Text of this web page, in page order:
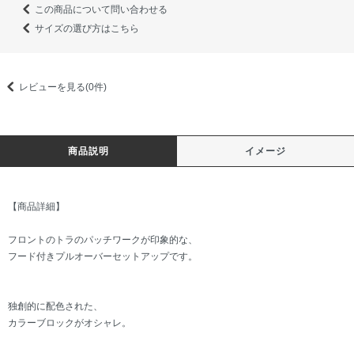
この商品について問い合わせる
サイズの選び方はこちら
レビューを見る(0件)
商品説明 イメージ
【商品詳細】
フロントのトラのパッチワークが印象的な、
フード付きプルオーバーセットアップです。
独創的に配色された、
カラーブロックがオシャレ。